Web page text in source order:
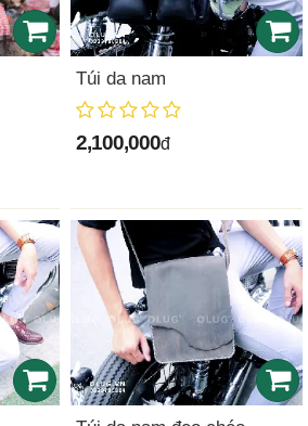
Túi da nam
2,100,000đ